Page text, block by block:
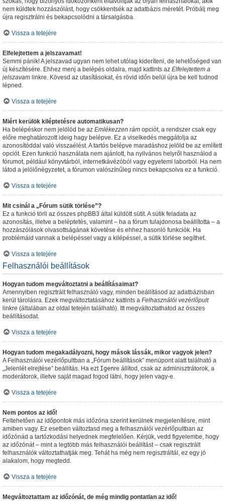
nem küldtek hozzászólást, hogy csökkentsék az adatbázis méretét. Próbálj meg
újra regisztrálni és bekapcsolódni a társalgásba.
Vissza a tetejére
Elfelejtettem a jelszavamat!
Semmi pánik! A jelszavad ugyan nem lehet utólag kideríteni, de lehetőséged van
új készítésére. Ehhez menj a belépés oldalra, majd kattints az Elfelejtettem a
jelszavam linkre. Kövesd az utasításokat, és rövid időn belül újra be kell tudnod
lépned.
Vissza a tetejére
Miért kerülök kiléptetésre automatikusan?
Ha belépéskor nem jelölöd be az Emlékezzen rám opciót, a rendszer csak egy
előre meghatározott ideig hagy belépve. Ez a viselkedés meggátolja az
azonosítóddal való visszaélést. A tartós belépve maradáshoz jelöld be az említett
opciót. Ezen funkció használata nem ajánlott, ha nyilvános helyről használod a
fórumot, például könyvtárból, internetkávézóból vagy egyetemi laborból. Ha nem
látod a jelölőnégyzetet, a fórumon valószínűleg nincs bekapcsolva ez a funkció.
Vissza a tetejére
Mit csinál a „Fórum sütik törlése”?
Ez a funkció törli az összes phpBB3 által küldött sütit. A sütik feladata az
azonosítás, illetve a beléptetés, valamint – ha a fórum tulajdonosa beállította – a
hozzászólások olvasottságának követése és ehhez hasonló funkciók. Ha
problémáid vannak a belépéssel vagy a kilépéssel, a sütik törlése segíthet.
Vissza a tetejére
Felhasználói beállítások
Hogyan tudom megváltoztatni a beállításaimat?
Amennyiben regisztrált felhasználó vagy, minden beállításod az adatbázisban
kerül tárolásra. Ezek megváltoztatásához kattints a Felhasználói vezérlőpult
linkre (általában az oldal tetején található). Itt megváltoztathatod az összes
beállításodat.
Vissza a tetejére
Hogyan tudom megakadályozni, hogy mások lássák, mikor vagyok jelen?
A Felhasználói vezérlőpultban a „Fórum beállítások” menüpont alatt található a
„Jelenlét elrejtése” beállítás. Ha ezt Igenre állítod, csak az adminisztrátorok, a
moderátorok, illetve saját magad fogod látni, hogy jelen vagy-e.
Vissza a tetejére
Nem pontos az idő!
Feltehetően az időpontok más időzóna szerint kerülnek megjelenítésre, mint
amiben vagy. Ez esetben változtasd meg a felhasználói vezérlőpultban az
időzónád a tartózkodási helyednek megfelelően. Kérjük, vedd figyelembe, hogy
az időzónát – mint a legtöbb más felhasználói beállítást – csak regisztrált
felhasználók változtathatják meg. Tehát ha még nem regisztráltál, ez egy jó
alakalom, hogy megtedd.
Vissza a tetejére
Megváltoztattam az időzónát, de még mindig pontatlan az idő!